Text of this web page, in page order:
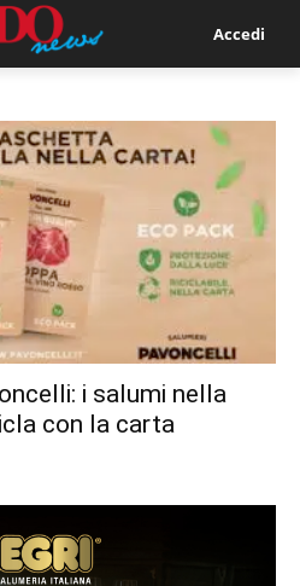
Accedi
i salumi nella
con la carta